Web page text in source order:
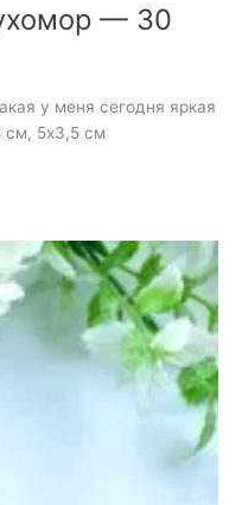
— 30
у меня сегодня яркая
см, 5х3,5 см